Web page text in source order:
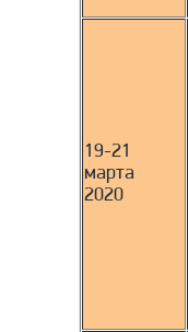
19-21
марта
2020